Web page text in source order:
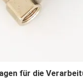
für die